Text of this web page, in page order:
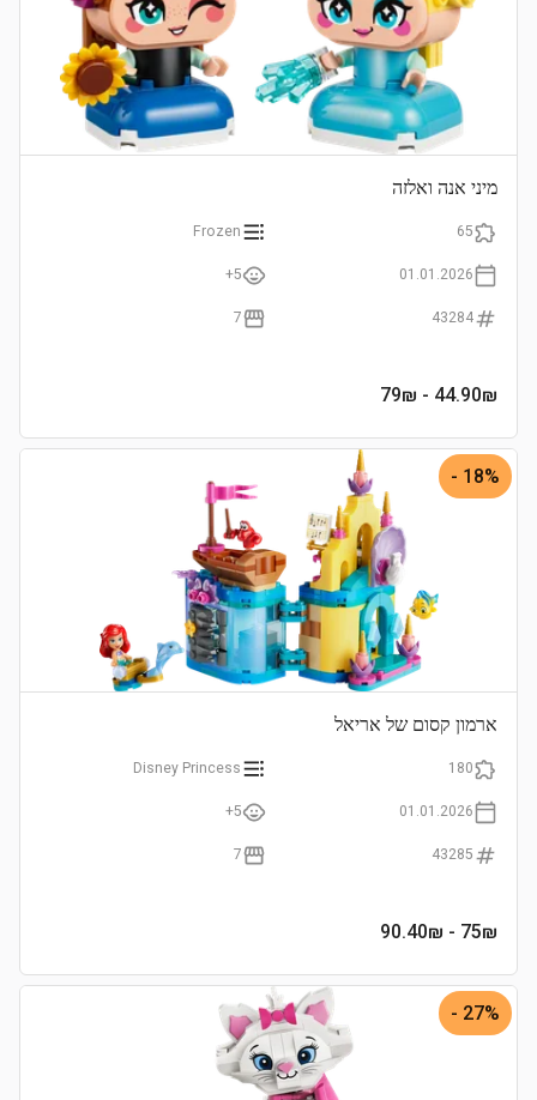
מיני אנה ואלזה
65
Frozen
01.01.2026
5+
43284
7
44.90₪
- 79₪
18% -
ארמון קסום של אריאל
180
Disney Princess
01.01.2026
5+
43285
7
75₪
- 90.40₪
27% -